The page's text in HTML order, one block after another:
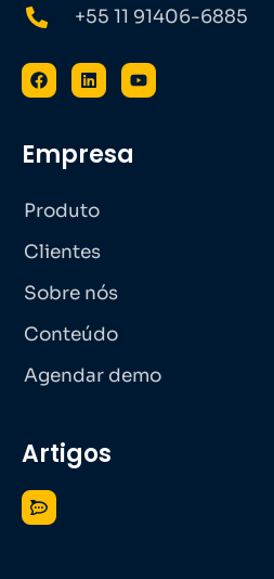
+55 11 91406-6885
Empresa
Produto
Clientes
Sobre nós
Conteúdo
Agendar demo
Artigos